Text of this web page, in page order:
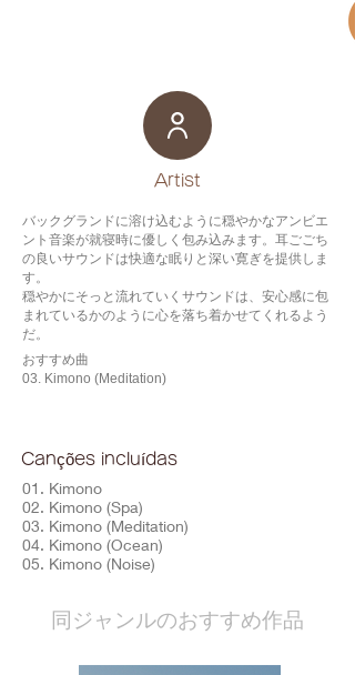
​Artist
バックグランドに溶け込むように穏やかなアンビエ
ント音楽が就寝時に優しく包み込みます。耳ごごち
の良いサウンドは快適な眠りと深い寛ぎを提供しま
す。
穏やかにそっと流れていくサウンドは、安心感に包
まれているかのように心を落ち着かせてくれるよう
だ。
おすすめ曲
03. Kimono (Meditation)
Canções incluídas
01. Kimono
02. Kimono (Spa)
03. Kimono (Meditation)
04. Kimono (Ocean)
05. Kimono (Noise)
​同ジャンルのおすすめ作品